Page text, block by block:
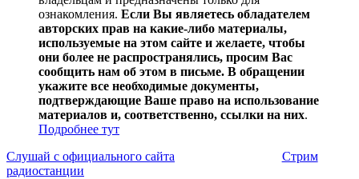
ознакомления. Если Вы являетесь обладателем
авторских прав на какие-либо материалы,
используемые на этом сайте и желаете, чтобы
они более не распространялись, просим Вас
сообщить нам об этом в письме. В обращении
укажите все необходимые документы,
подтверждающие Ваше право на использование
материалов и, соответственно, ссылки на них.
Подробнее тут
Слушай с официального сайта
Стрим
радиостанции